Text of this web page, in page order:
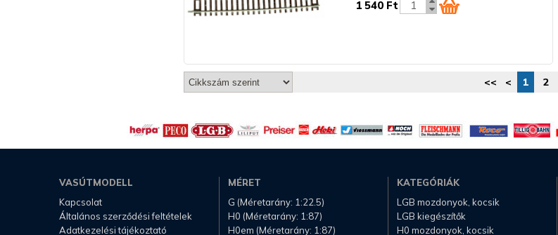
1 540 Ft
<< < 1 2
VASÚTMODELL
Kapcsolat
Általános szerződési feltételek
Adatkezelési tájékoztató
MÉRET
G (Méretarány: 1:22.5)
H0 (Méretarány: 1:87)
H0em (Méretarány: 1:87)
KATEGÓRIÁK
LGB mozdonyok, kocsik
LGB kiegészítők
H0 mozdonyok, kocsik